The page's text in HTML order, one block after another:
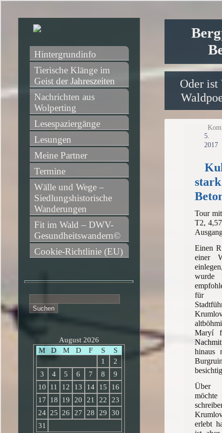
Oder ist
5.
2017
Tour
T2,
Einen
einer
wurde
für
Maryí
hinaus
Über
erlebt
Hintergrundinfo
Tierische Klänge im
Geist der Jahreszeiten
Nachrichten aus
Wolperting
Lesespaziergänge
Lesungen
Meine Partner
Termine
Wälle und Wege –
Siedlungshistorische
Wanderungen
Fit im Wald – DWV-
Gesundheitswandern©
Cookie-Richtlinie (EU)
nach:
August 2026
M
D M D F S
S
1
2
3
4 5 6 7 8
9
10
11 12 13 14 15
16
17
18 19 20 21 22
23
24 25 26 27 28 29
30
31